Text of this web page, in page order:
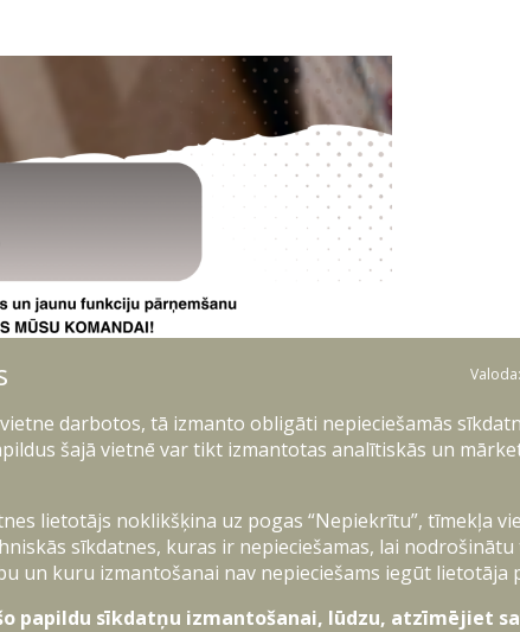
Valoda:
darbotos, tā izmanto obligāti nepieciešamās
šajā vietnē var tikt izmantotas analītiskās un
lietotājs noklikšķina uz pogas “Nepiekrītu”, tīmekļa
sīkdatnes, kuras ir nepieciešamas, lai nodrošinātu
un kuru izmantošanai nav nepieciešams iegūt lietotāja
papildu sīkdatņu izmantošanai, lūdzu, atzīmējiet